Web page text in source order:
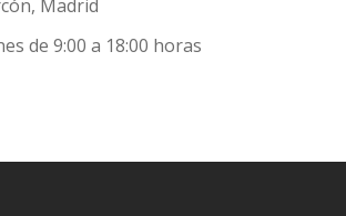
Madrid
de 9:00 a 18:00 horas